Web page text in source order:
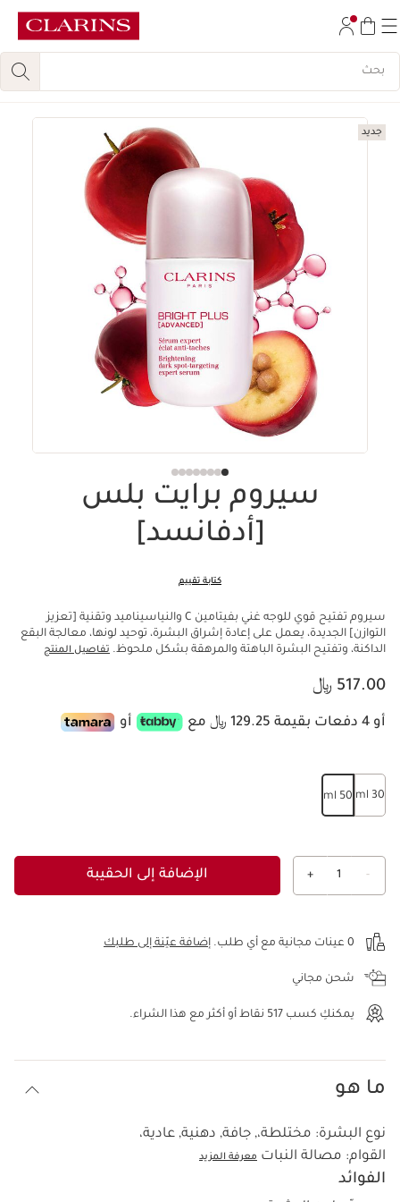
تخط إلى المحتوى
جديد
سيروم برايت بلس
[أدفانسد]
كتابة تقييم
سيروم تفتيح قوي للوجه غني بفيتامين C والنياسيناميد وتقنية [تعزيز
التوازن] الجديدة، يعمل على إعادة إشراق البشرة، توحيد لونها، معالجة البقع
الداكنة، وتفتيح البشرة الباهتة والمرهقة بشكل ملحوظ. تفاصيل المنتج
السعر الحالي هو 517.00 ﷼
517.00 ﷼
أو 4 دفعات بقيمة 129.25 ﷼ مع أو
30 ml
50 ml
-
1
+ الإضافة إلى الحقيبة
0 عينات مجانية مع أي طلب. إضافة عيّنة إلى طلبك
شحن مجاني
يمكنكِ كسب 517 نقاط أو أكثر مع هذا الشراء.
ما هو
نوع البشرة: مختلطة،, جافة, دهنية, عادية،
القوام: مصالة النبات معرفة المزيد
الفوائد